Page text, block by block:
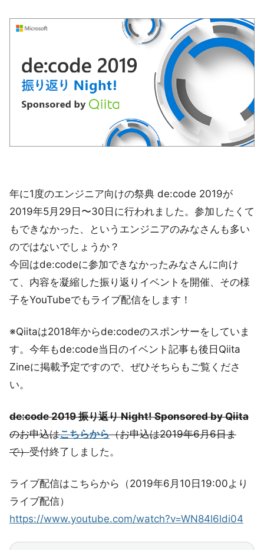
年に1度のエンジニア向けの祭典 de:code 2019が
2019年5月29日〜30日に行われました。参加したくて
もできなかった、というエンジニアのみなさんも多い
のではないでしょうか？
今回はde:codeに参加できなかったみなさんに向け
て、内容を凝縮した振り返りイベントを開催、その様
子をYouTubeでもライブ配信をします！
※Qiitaは2018年からde:codeのスポンサーをしていま
す。今年もde:code当日のイベント記事も後日Qiita
Zineに掲載予定ですので、ぜひそちらもご覧くださ
い。
de:code 2019 振り返り Night! Sponsored by Qiita
のお申込はこちらから（お申込は2019年6月6日ま
で）受付終了しました。
ライブ配信はこちらから（2019年6月10日19:00より
ライブ配信）
https://www.youtube.com/watch?v=WN84l6ldi04